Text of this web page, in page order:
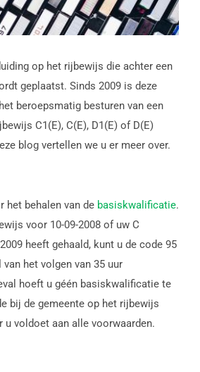
op het rijbewijs die achter een
geplaatst. Sinds 2009 is deze
beroepsmatig besturen van een
C1(E), C(E), D1(E) of D(E)
blog vertellen we u er meer over.
het behalen van de basiskwalificatie.
voor 10-09-2008 of uw C
heeft gehaald, kunt u de code 95
het volgen van 35 uur
hoeft u géén basiskwalificatie te
bij de gemeente op het rijbewijs
u voldoet aan alle voorwaarden.